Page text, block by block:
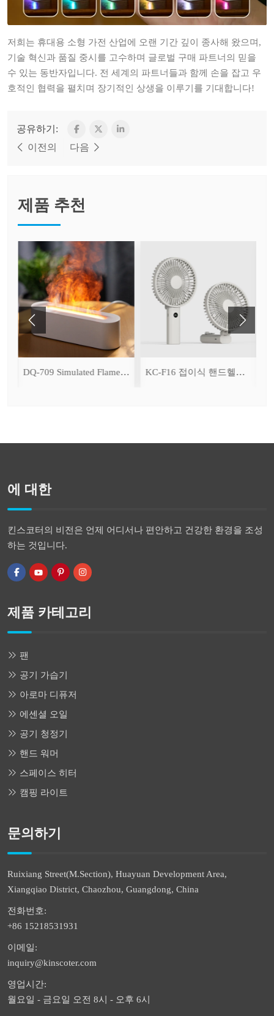
저희는 휴대용 소형 가전 산업에 오랜 기간 깊이 종사해 왔으며,
기술 혁신과 품질 중시를 고수하며 글로벌 구매 파트너의 믿을
수 있는 동반자입니다. 전 세계의 파트너들과 함께 손을 잡고 우
호적인 협력을 펼치며 장기적인 상생을 이루기를 기대합니다!
공유하기:
이전의
다음
제품 추천
DQ-709 Simulated Flame Aromatherapy Diffuser KC-F16 접이식 핸드헬드 선풍기
에 대한
킨스코터의 비전은 언제 어디서나 편안하고 건강한 환경을 조성
하는 것입니다.
제품 카테고리
팬
공기 가습기
아로마 디퓨저
에센셜 오일
공기 청정기
핸드 워머
스페이스 히터
캠핑 라이트
문의하기
Ruixiang Street(M.Section), Huayuan Development Area,
Xiangqiao District, Chaozhou, Guangdong, China
전화번호:
+86 15218531931
이메일:
inquiry@kinscoter.com
영업시간:
월요일 - 금요일 오전 8시 - 오후 6시